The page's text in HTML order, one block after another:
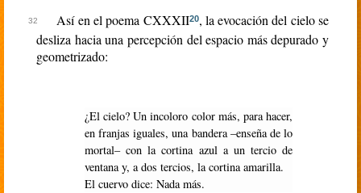
Así en el poema CXXXII20, la evocación del cielo se
desliza hacia una percepción del espacio más depurado y
geometrizado:
¿El cielo? Un incoloro color más, para hacer,
en franjas iguales, una bandera –enseña de lo
mortal– con la cortina azul a un tercio de
ventana y, a dos tercios, la cortina amarilla.
El cuervo dice: Nada más.